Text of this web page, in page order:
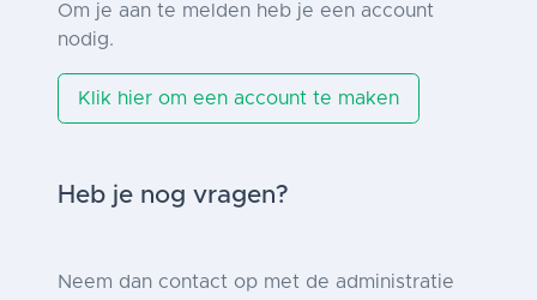
Om je aan te melden heb je een account
nodig.
Klik hier om een account te maken
Heb je nog vragen?
Neem dan contact op met de administratie